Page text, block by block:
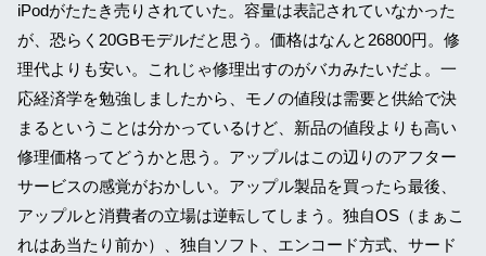
iPodがたたき売りされていた。容量は表記されていなかった
が、恐らく20GBモデルだと思う。価格はなんと26800円。修
理代よりも安い。これじゃ修理出すのがバカみたいだよ。一
応経済学を勉強しましたから、モノの値段は需要と供給で決
まるということは分かっているけど、新品の値段よりも高い
修理価格ってどうかと思う。アップルはこの辺りのアフター
サービスの感覚がおかしい。アップル製品を買ったら最後、
アップルと消費者の立場は逆転してしまう。独自OS（まぁこ
れはあ当たり前か）、独自ソフト、エンコード方式、サード